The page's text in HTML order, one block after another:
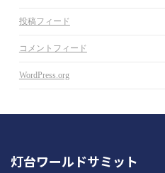
投稿フィード
コメントフィード
WordPress.org
灯台ワールドサミット